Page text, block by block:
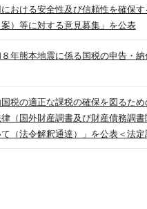
おける安全性及び信頼性を確保
）等に対する意見募集」を公表
年熊本地震に係る国税の申告・
税の適正な課税の確保を図るた
（国外財産調書及び財産債務調
（法令解釈通達）」を公表＜法定